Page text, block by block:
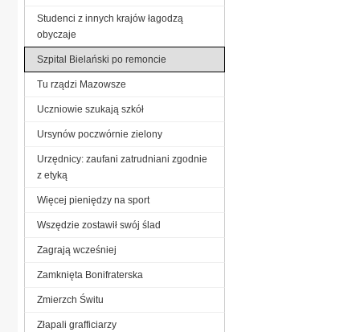
Studenci z innych krajów łagodzą
obyczaje
Szpital Bielański po remoncie
Tu rządzi Mazowsze
Uczniowie szukają szkół
Ursynów poczwórnie zielony
Urzędnicy: zaufani zatrudniani zgodnie
z etyką
Więcej pieniędzy na sport
Wszędzie zostawił swój ślad
Zagrają wcześniej
Zamknięta Bonifraterska
Zmierzch Świtu
Złapali grafficiarzy